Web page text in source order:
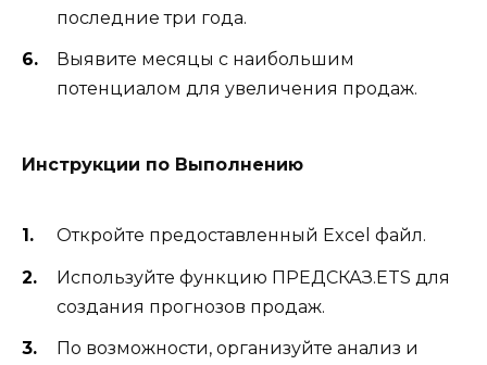
последние три года.
Выявите месяцы с наибольшим
потенциалом для увеличения продаж.
Инструкции по Выполнению
Откройте предоставленный Excel файл.
Используйте функцию ПРЕДСКАЗ.ETS для
создания прогнозов продаж.
По возможности, организуйте анализ и